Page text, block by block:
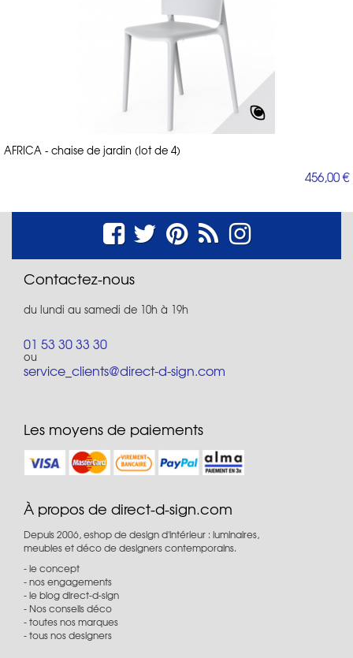
AFRICA - chaise de jardin (lot de 4)
456,00 €
Contactez-nous
du lundi au samedi de 10h à 19h
01 53 30 33 30
ou
service_clients@direct-d-sign.com
Les moyens de paiements
À propos de direct-d-sign.com
Depuis 2006, eshop de design d'intérieur : luminaires,
meubles et déco de designers contemporains.
le concept
nos engagements
le blog direct-d-sign
Nos conseils déco
toutes nos marques
tous nos designers